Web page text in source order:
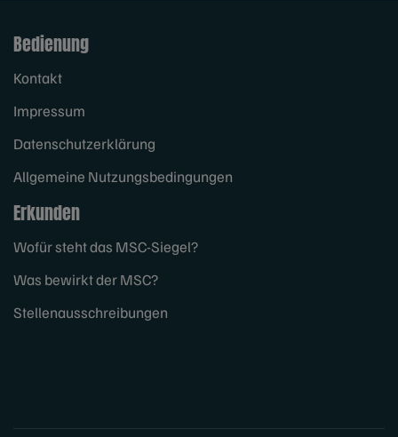
Bedienung
Kontakt
Impressum
Datenschutzerklärung
Allgemeine Nutzungsbedingungen
Erkunden
Wofür steht das MSC-Siegel?
Was bewirkt der MSC?
Stellenausschreibungen